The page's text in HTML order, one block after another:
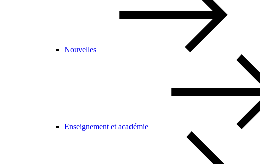
Nouvelles
Enseignement et académie